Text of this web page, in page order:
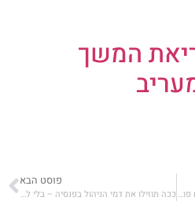
המשך
פנסיה כבר לא מספיקה, החוסך צריך גם פוליסת חיסכון או קופת גמל להשקעה
פוסט הבא
ככה תוזילו את דמי הניהול בפנסיה – בלי להסתבך ובלי להתמקח